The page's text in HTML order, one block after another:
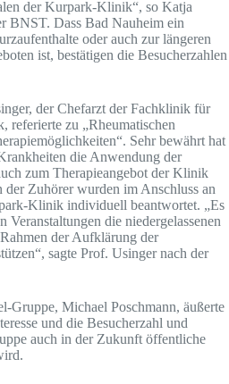
der Kurpark-Klinik“, so Katja
BNST. Dass Bad Nauheim ein
oder auch zur längeren
ist, bestätigen die Besucherzahlen
der Chefarzt der Fachklinik für
zu „Rheumatischen
Sehr bewährt hat
die Anwendung der
zum Therapieangebot der Klinik
der Zuhörer wurden im Anschluss an
Klinik individuell beantwortet. „Es
die niedergelassenen
der Aufklärung der
sagte Prof. Usinger nach der
Gruppe, Michael Poschmann, äußerte
und die Besucherzahl und
auch in der Zukunft öffentliche